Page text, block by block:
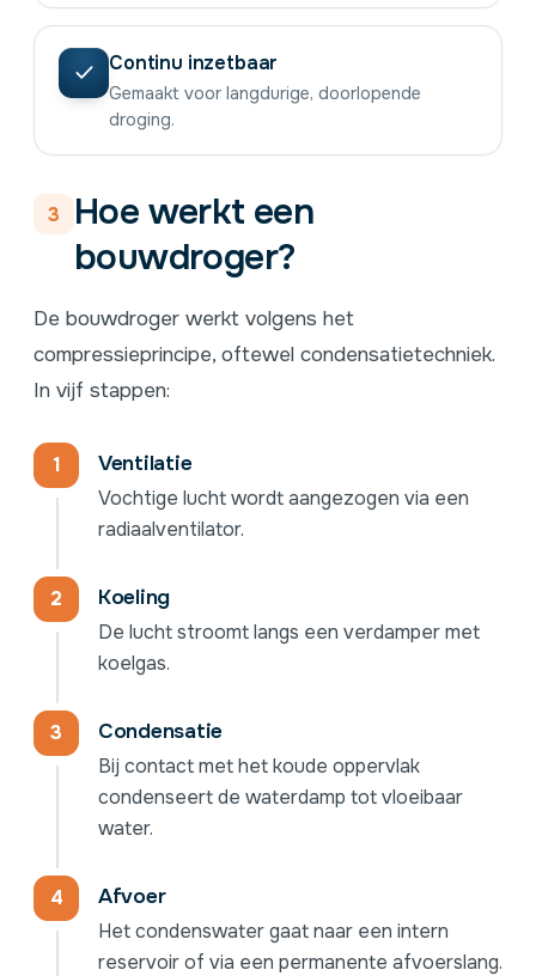
Continu inzetbaar
Gemaakt voor langdurige, doorlopende
droging.
3
Hoe werkt een
bouwdroger?
De bouwdroger werkt volgens het
compressieprincipe, oftewel condensatietechniek.
In vijf stappen:
Ventilatie
Vochtige lucht wordt aangezogen via een
radiaalventilator.
Koeling
De lucht stroomt langs een verdamper met
koelgas.
Condensatie
Bij contact met het koude oppervlak
condenseert de waterdamp tot vloeibaar
water.
Afvoer
Het condenswater gaat naar een intern
reservoir of via een permanente afvoerslang.